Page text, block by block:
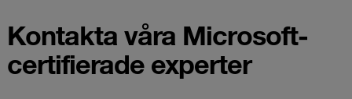
Kontakta våra Microsoft-
certifierade experter